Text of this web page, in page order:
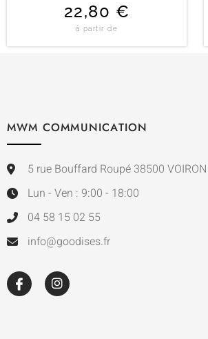
22,80 €
à partir de
MWM COMMUNICATION
5 rue Bouffard Roupé 38500 VOIRON
Lun - Ven : 9:00 - 18:00
04 58 15 02 55
info@goodises.fr